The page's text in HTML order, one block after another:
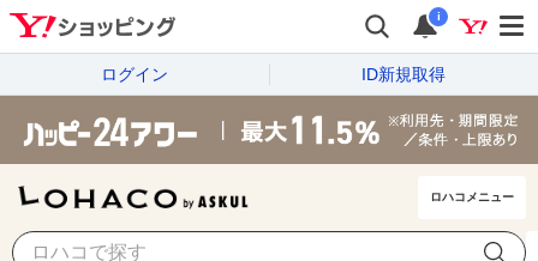
i
ログイン ID新規取得
ロハコメニュー